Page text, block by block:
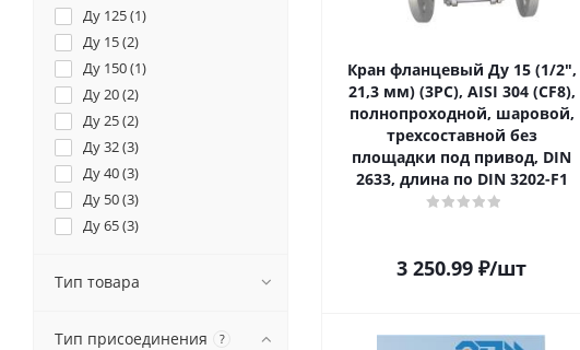
Кран фланцевый Ду 15 (1/2ʺ,
21,3 мм) (3PC), AISI 304 (CF8),
полнопроходной, шаровой,
трехсоставной без
площадки под привод, DIN
2633, длина по DIN 3202-F1
3 250.99 ₽/шт
Ду 125 (1)
Ду 15 (2)
Ду 150 (1)
Ду 20 (2)
Ду 25 (2)
Ду 32 (3)
Ду 40 (3)
Ду 50 (3)
Ду 65 (3)
Тип товара
Тип присоединения ?